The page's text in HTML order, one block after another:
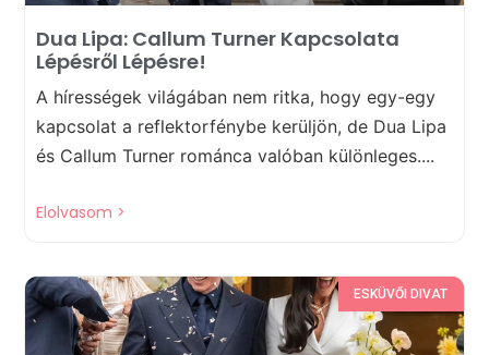
Dua Lipa: Callum Turner Kapcsolata
Lépésről Lépésre!
A hírességek világában nem ritka, hogy egy-egy
kapcsolat a reflektorfénybe kerüljön, de Dua Lipa
és Callum Turner románca valóban különleges....
Elolvasom >
ESKÜVŐI DIVAT